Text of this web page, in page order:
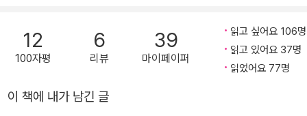
읽는 기획으로, 『예루살렘의 아이히만』 『전체주의의 기원』 『인간의
조건』 등 명저를 남긴 20세기의 탁월한 정치이론가 한나 아렌트의 생
생한 목소리가 담긴 인터뷰집이다. 주요작들을 출간하고 사상적 체계
성적 행보를 보여줄 네 편의 굵직한 인터뷰를 엮었다. 인터뷰에서 한
12
100자평
6
리뷰
39
마이페이퍼
읽고 싶어요 106명
읽고 있어요 37명
읽었어요 77명
이 책에 내가 남긴 글